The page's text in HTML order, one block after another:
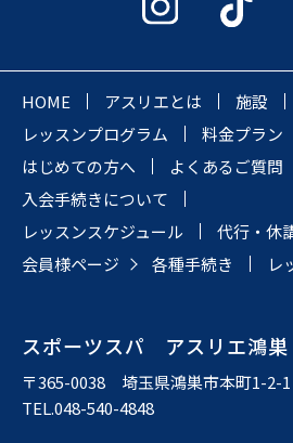
HOME アスリエとは
施設
レッスンプログラム
料金プラン
はじめての方へ
よくあるご質問
入会手続きについて
レッスンスケジュール
代行・休
会員様ページ
各種手続き レ
スポーツスパ アスリエ鴻巣
〒365-0038 埼玉県鴻巣市本町1-2-1
TEL.048-540-4848